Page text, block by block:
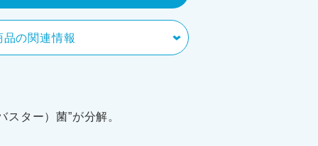
品の関連情報
ター）菌”が分解。